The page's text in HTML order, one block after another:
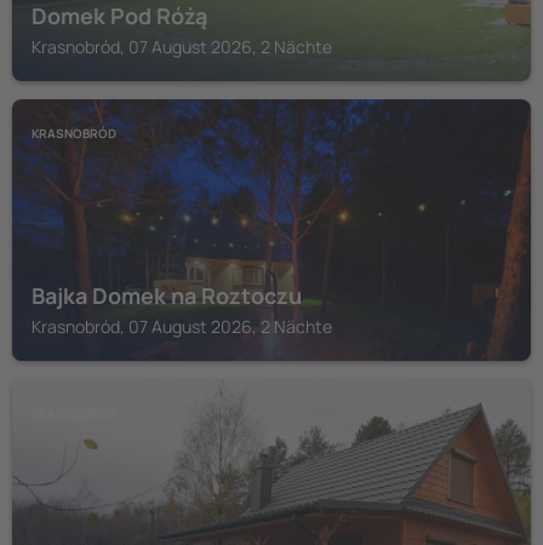
Domek Pod Różą
Krasnobród, 07 August 2026, 2 Nächte
KRASNOBRÓD
Bajka Domek na Roztoczu
Krasnobród, 07 August 2026, 2 Nächte